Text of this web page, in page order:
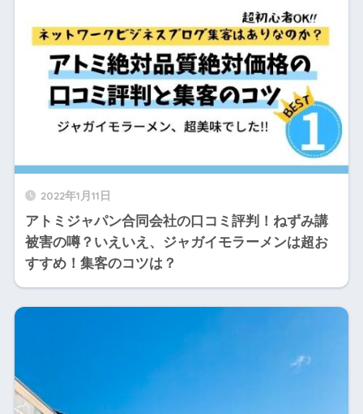
2022年1月11日
アトミジャパン合同会社の口コミ評判！ねずみ講
被害の噂？いえいえ、ジャガイモラーメンは超お
すすめ！集客のコツは？